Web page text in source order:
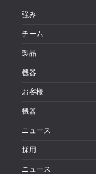
強み
チーム
製品
機器
お客様
機器
ニュース
採用
ニュース